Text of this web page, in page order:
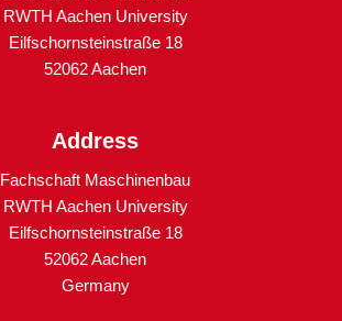
RWTH Aachen University
Eilfschornsteinstraße 18
52062 Aachen
Address
Fachschaft Maschinenbau
RWTH Aachen University
Eilfschornsteinstraße 18
52062 Aachen
Germany